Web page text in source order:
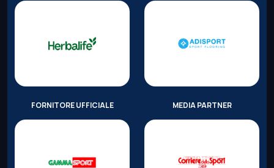
FORNITORE UFFICIALE MEDIA PARTNER